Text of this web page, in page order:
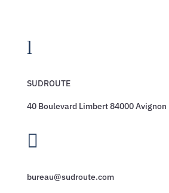
l
SUDROUTE
40 Boulevard Limbert 84000 Avignon

bureau@sudroute.com